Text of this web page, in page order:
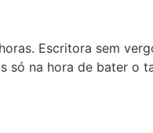
Escritora sem
só na hora de bater o